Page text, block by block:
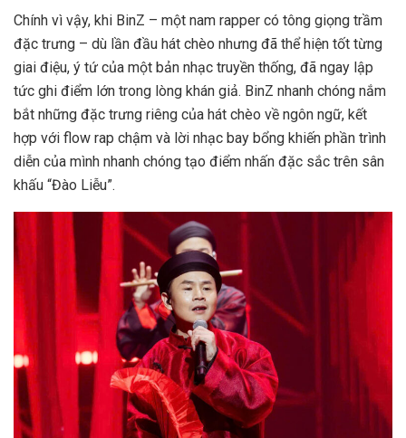
Chính vì vậy, khi BinZ – một nam rapper có tông giọng trầm
đặc trưng – dù lần đầu hát chèo nhưng đã thể hiện tốt từng
giai điệu, ý tứ của một bản nhạc truyền thống, đã ngay lập
tức ghi điểm lớn trong lòng khán giả. BinZ nhanh chóng nắm
bắt những đặc trưng riêng của hát chèo về ngôn ngữ, kết
hợp với flow rap chậm và lời nhạc bay bổng khiến phần trình
diễn của mình nhanh chóng tạo điểm nhấn đặc sắc trên sân
khấu “Đào Liễu”.